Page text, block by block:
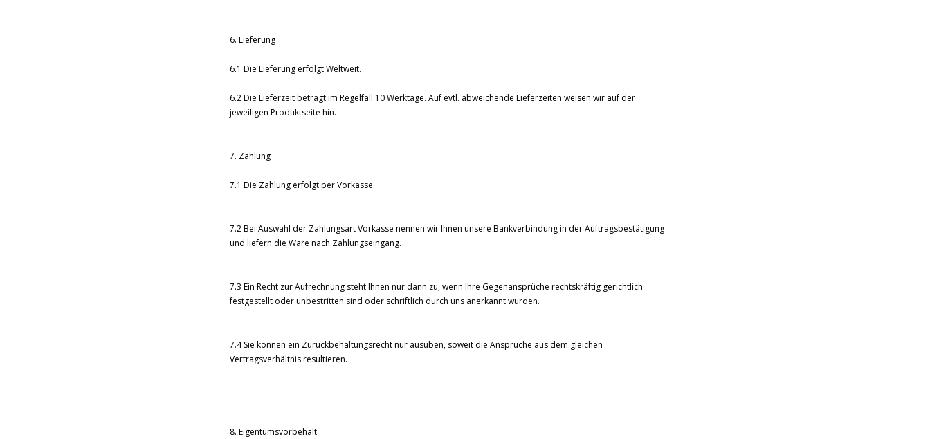
6. Lieferung
6.1 Die Lieferung erfolgt Weltweit.
6.2 Die Lieferzeit beträgt im Regelfall 10 Werktage. Auf evtl. abweichende Lieferzeiten weisen wir auf der
jeweiligen Produktseite hin.
7. Zahlung
7.1 Die Zahlung erfolgt per Vorkasse.
7.2 Bei Auswahl der Zahlungsart Vorkasse nennen wir Ihnen unsere Bankverbindung in der Auftragsbestätigung
und liefern die Ware nach Zahlungseingang.
7.3 Ein Recht zur Aufrechnung steht Ihnen nur dann zu, wenn Ihre Gegenansprüche rechtskräftig gerichtlich
festgestellt oder unbestritten sind oder schriftlich durch uns anerkannt wurden.
7.4 Sie können ein Zurückbehaltungsrecht nur ausüben, soweit die Ansprüche aus dem gleichen
Vertragsverhältnis resultieren.
8. Eigentumsvorbehalt